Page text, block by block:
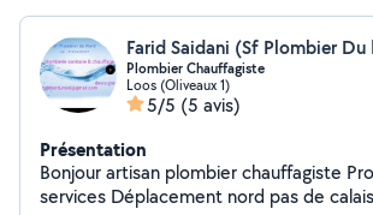
Farid Saidani (Sf Plombier
Plombier Chauffagiste
Loos (Oliveaux 1)
5/5 (5 avis)
Présentation
Bonjour artisan plombier chauffagiste Propose c'est
services Déplacement nord pas de